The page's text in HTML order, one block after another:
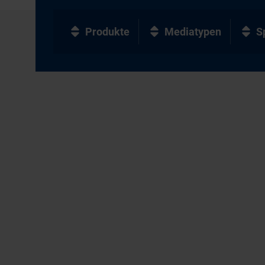
Produkte Mediatypen